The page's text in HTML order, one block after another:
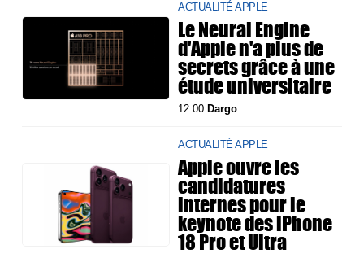
ACTUALITÉ APPLE
Le Neural Engine
d'Apple n'a plus de
secrets grâce à une
étude universitaire
12:00 Dargo
ACTUALITÉ APPLE
Apple ouvre les
candidatures
internes pour le
keynote des iPhone
18 Pro et Ultra